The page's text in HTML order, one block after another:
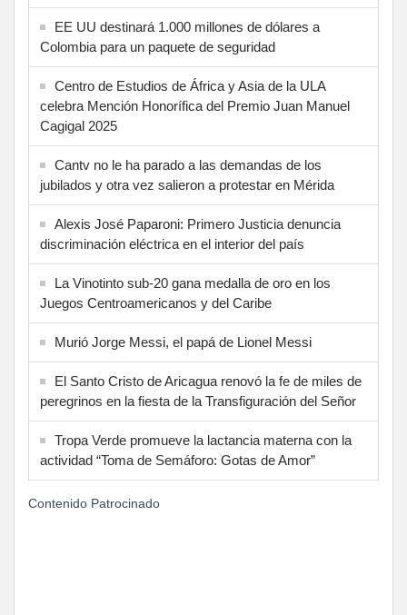
EE UU destinará 1.000 millones de dólares a
Colombia para un paquete de seguridad
Centro de Estudios de África y Asia de la ULA
celebra Mención Honorífica del Premio Juan Manuel
Cagigal 2025
Cantv no le ha parado a las demandas de los
jubilados y otra vez salieron a protestar en Mérida
Alexis José Paparoni: Primero Justicia denuncia
discriminación eléctrica en el interior del país
La Vinotinto sub-20 gana medalla de oro en los
Juegos Centroamericanos y del Caribe
Murió Jorge Messi, el papá de Lionel Messi
El Santo Cristo de Aricagua renovó la fe de miles de
peregrinos en la fiesta de la Transfiguración del Señor
Tropa Verde promueve la lactancia materna con la
actividad “Toma de Semáforo: Gotas de Amor”
Contenido Patrocinado